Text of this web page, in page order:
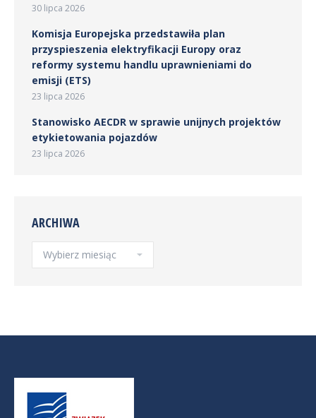
30 lipca 2026
Komisja Europejska przedstawiła plan
przyspieszenia elektryfikacji Europy oraz
reformy systemu handlu uprawnieniami do
emisji (ETS)
23 lipca 2026
Stanowisko AECDR w sprawie unijnych projektów
etykietowania pojazdów
23 lipca 2026
ARCHIWA
Archiwa